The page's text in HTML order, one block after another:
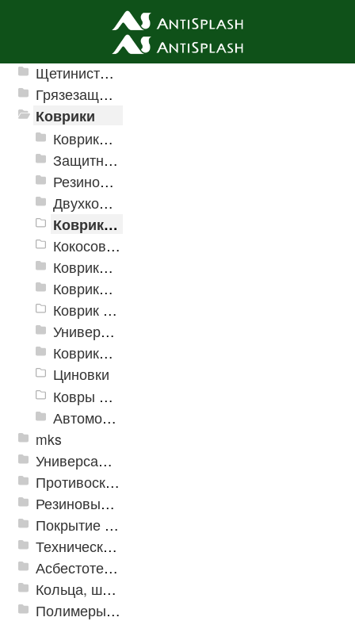
Ячеистые грязезащитные покрытия
Щетинистые покрытия
Грязезащитные, влаговпитывающие покрытия
Коврики
Коврики влаговпитывающие
Защитные коврики и лотки
Резиновые коврики
Двухкомпонентные коврики
Коврики на пенорезине
Кокосовые коврики
Коврики для ванн
Коврики и дорожки пористые (Лапша)
Коврик флокированный
Универсальные коврики
Коврики хлопковые
Циновки
Ковры для детской
Автомобильные коврики
mks
Универсальные модульные покрытия
Противоскользящая защита для лестниц, профили, ленты
Резиновые и ПВХ дорожки
Покрытие из резиновой крошки
Техническая резина
Асбестотехнические и теплоизоляционные материалы
Кольца, шайбы, манжеты
Полимеры и пластики